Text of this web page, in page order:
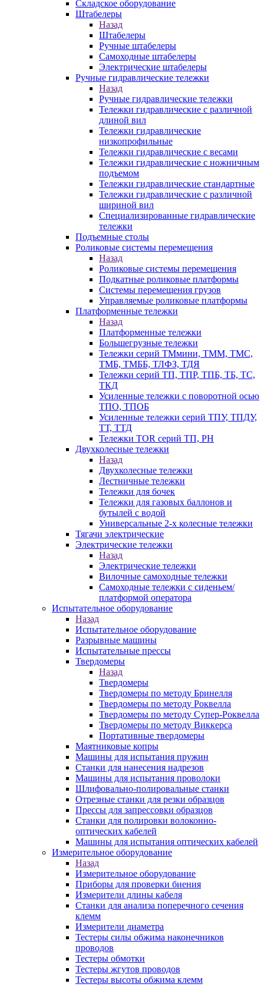
Складское оборудование
Штабелеры
Назад
Штабелеры
Ручные штабелеры
Самоходные штабелеры
Электрические штабелеры
Ручные гидравлические тележки
Назад
Ручные гидравлические тележки
Тележки гидравлические с различной
длиной вил
Тележки гидравлические
низкопрофильные
Тележки гидравлические с весами
Тележки гидравлические с ножничным
подъемом
Тележки гидравлические стандартные
Тележки гидравлические с различной
шириной вил
Специализированные гидравлические
тележки
Подъемные столы
Роликовые системы перемещения
Назад
Роликовые системы перемещения
Подкатные роликовые платформы
Системы перемещения грузов
Управляемые роликовые платформы
Платформенные тележки
Назад
Платформенные тележки
Большегрузные тележки
Тележки серий ТМмини, ТММ, ТМС,
ТМБ, ТМББ, ТЛФЗ, ТДЯ
Тележки серий ТП, ТПР, ТПБ, ТБ, ТС,
ТКД
Усиленные тележки с поворотной осью
ТПО, ТПОБ
Усиленные тележки серий ТПУ, ТПДУ,
ТТ, ТТД
Тележки TOR серий ТП, PH
Двухколесные тележки
Назад
Двухколесные тележки
Лестничные тележки
Тележки для бочек
Тележки для газовых баллонов и
бутылей с водой
Универсальные 2-х колесные тележки
Тягачи электрические
Электрические тележки
Назад
Электрические тележки
Вилочные самоходные тележки
Самоходные тележки с сиденьем/
платформой оператора
Испытательное оборудование
Назад
Испытательное оборудование
Разрывные машины
Испытательные прессы
Твердомеры
Назад
Твердомеры
Твердомеры по методу Бринелля
Твердомеры по методу Роквелла
Твердомеры по методу Супер-Роквелла
Твердомеры по методу Виккерса
Портативные твердомеры
Маятниковые копры
Машины для испытания пружин
Станки для нанесения надрезов
Машины для испытания проволоки
Шлифовально-полировальные станки
Отрезные станки для резки образцов
Прессы для запрессовки образцов
Станки для полировки волоконно-
оптических кабелей
Машины для испытания оптических кабелей
Измерительное оборудование
Назад
Измерительное оборудование
Приборы для проверки биения
Измерители длины кабеля
Станки для анализа поперечного сечения
клемм
Измерители диаметра
Тестеры силы обжима наконечников
проводов
Тестеры обмотки
Тестеры жгутов проводов
Тестеры высоты обжима клемм